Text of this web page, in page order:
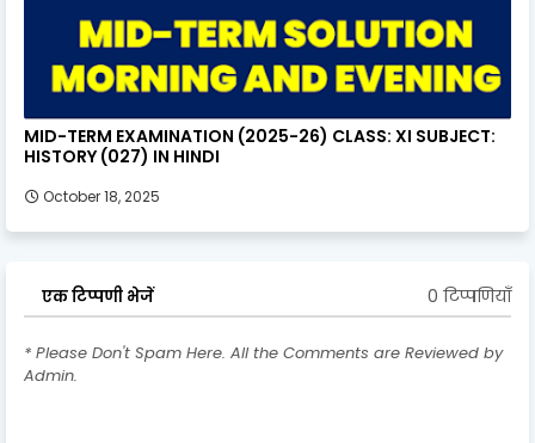
MID-TERM EXAMINATION (2025-26) CLASS: XI SUBJECT:
HISTORY (027) IN HINDI
October 18, 2025
एक टिप्पणी भेजें 0 टिप्पणियाँ
* Please Don't Spam Here. All the Comments are Reviewed by
Admin.